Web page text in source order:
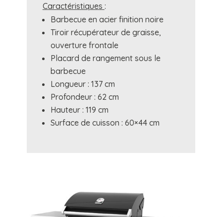
Caractéristiques :
Barbecue en acier finition noire
Tiroir récupérateur de graisse,
ouverture frontale
Placard de rangement sous le
barbecue
Longueur : 137 cm
Profondeur : 62 cm
Hauteur : 119 cm
Surface de cuisson : 60×44 cm